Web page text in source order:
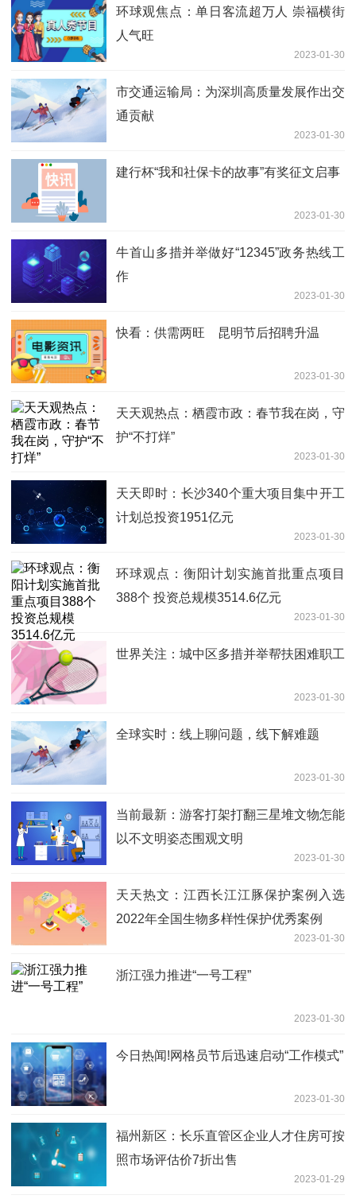
环球观焦点：单日客流超万人 崇福横街
人气旺
2023-01-30
市交通运输局：为深圳高质量发展作出交
通贡献
2023-01-30
建行杯“我和社保卡的故事”有奖征文启事
2023-01-30
牛首山多措并举做好“12345”政务热线工
作
2023-01-30
快看：供需两旺 昆明节后招聘升温
2023-01-30
天天观热点：栖霞市政：春节我在岗，守
护“不打烊”
2023-01-30
天天即时：长沙340个重大项目集中开工
计划总投资1951亿元
2023-01-30
环球观点：衡阳计划实施首批重点项目
388个 投资总规模3514.6亿元
2023-01-30
世界关注：城中区多措并举帮扶困难职工
2023-01-30
全球实时：线上聊问题，线下解难题
2023-01-30
当前最新：游客打架打翻三星堆文物怎能
以不文明姿态围观文明
2023-01-30
天天热文：江西长江江豚保护案例入选
2022年全国生物多样性保护优秀案例
2023-01-30
浙江强力推进“一号工程”
2023-01-30
今日热闻!网格员节后迅速启动“工作模式”
2023-01-30
福州新区：长乐直管区企业人才住房可按
照市场评估价7折出售
2023-01-29